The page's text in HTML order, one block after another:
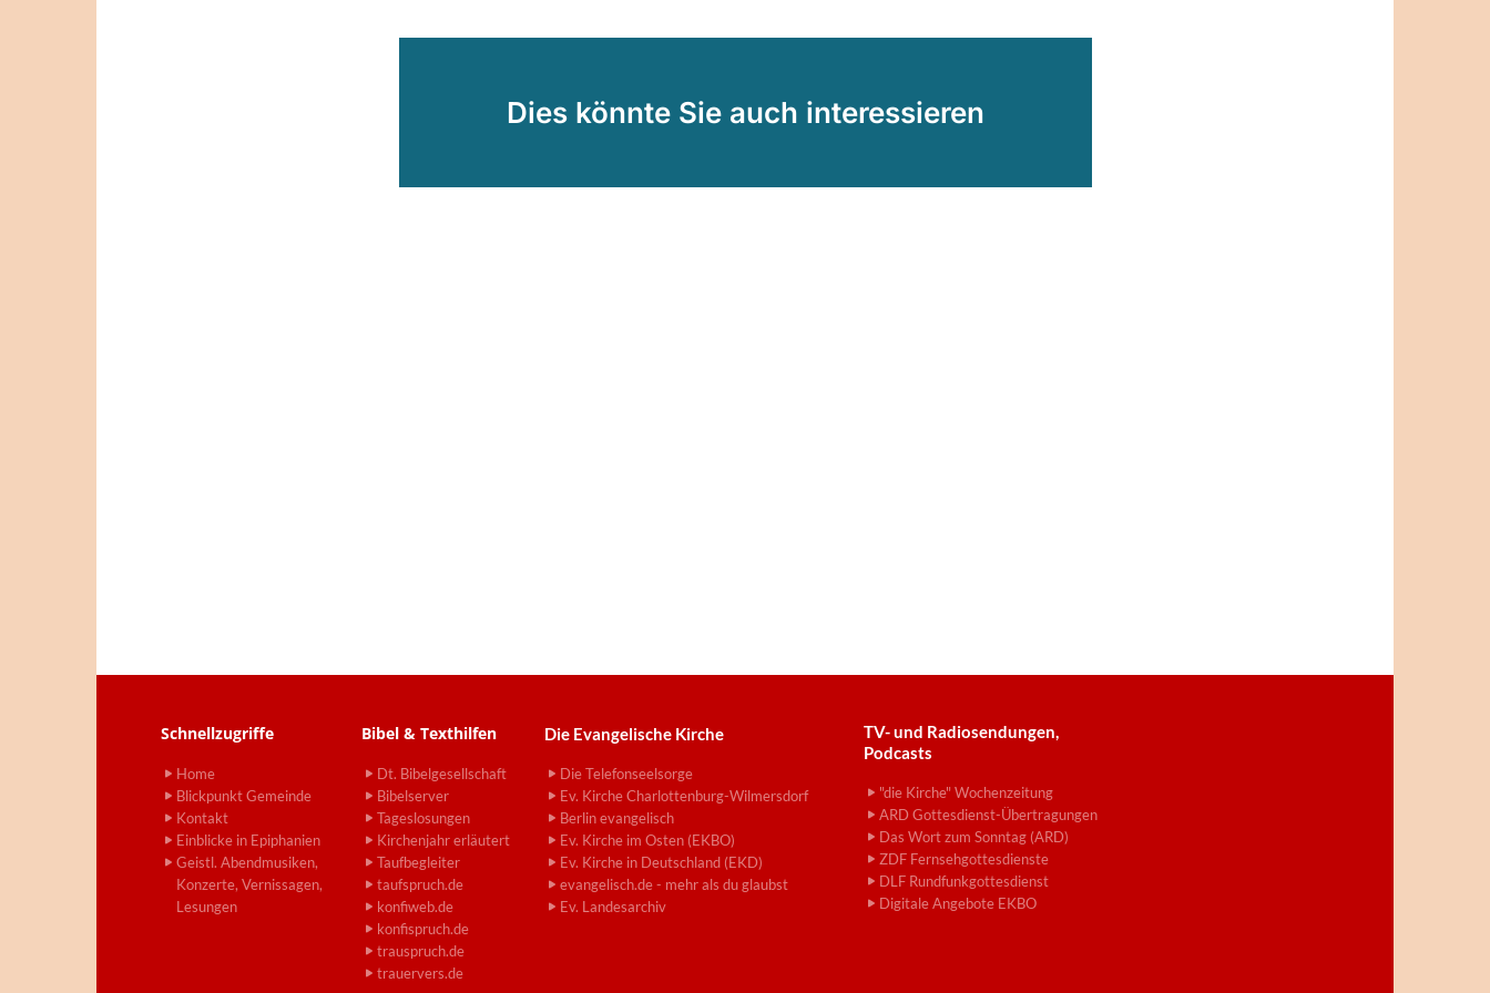
Dies könnte Sie auch interessieren
Schnellzugriffe
Home
Blickpunkt Gemeinde
Kontakt
Einblicke in Epiphanien
Geistl. Abendmusiken,
Konzerte, Vernissagen,
Lesungen
Bibel & Texthilfen
Dt. Bibelgesellschaft
Bibelserver
Tageslosungen
Kirchenjahr erläutert
Taufbegleiter
taufspruch.de
konfiweb.de
konfispruch.de
trauspruch.de
trauervers.de
Die Evangelische Kirche
Die Telefonseelsorge
Ev. Kirche Charlottenburg-Wilmersdorf
Berlin evangelisch
Ev. Kirche im Osten (EKBO)
Ev. Kirche in Deutschland (EKD)
evangelisch.de - mehr als du glaubst
Ev. Landesarchiv
TV- und Radiosendungen,
Podcasts
"die Kirche" Wochenzeitung
ARD Gottesdienst-Übertragungen
Das Wort zum Sonntag (ARD)
ZDF Fernsehgottesdienste
DLF Rundfunkgottesdienst
Digitale Angebote EKBO